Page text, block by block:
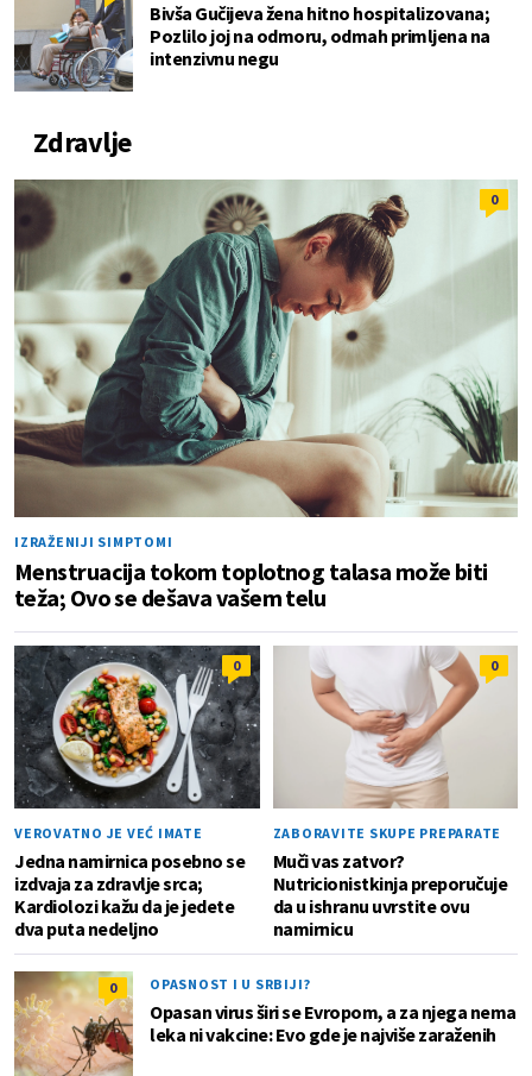
Bivša Gučijeva žena hitno hospitalizovana;
Pozlilo joj na odmoru, odmah primljena na
intenzivnu negu
Zdravlje
0
IZRAŽENIJI SIMPTOMI
Menstruacija tokom toplotnog talasa može biti
teža; Ovo se dešava vašem telu
0
VEROVATNO JE VEĆ IMATE
Jedna namirnica posebno se
izdvaja za zdravlje srca;
Kardiolozi kažu da je jedete
dva puta nedeljno
0
ZABORAVITE SKUPE PREPARATE
Muči vas zatvor?
Nutricionistkinja preporučuje
da u ishranu uvrstite ovu
namirnicu
0 OPASNOST I U SRBIJI?
Opasan virus širi se Evropom, a za njega nema
leka ni vakcine: Evo gde je najviše zaraženih